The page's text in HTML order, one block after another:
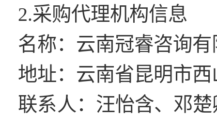
2.采购代理机构信息
名称：云南冠睿咨询
地址：云南省昆明市
联系人：汪怡含、邓